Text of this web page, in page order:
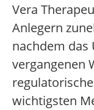
Vera
Anlegern
nachdem das
vergangenen
wichtigsten